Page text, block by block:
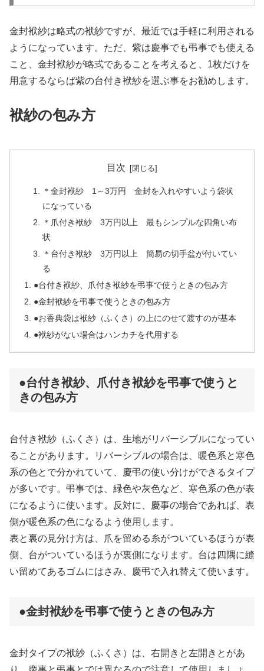
金封袱紗は略式の袱紗ですが、最近では手軽に利用される
ようになっています。ただ、紫は慶事でも弔事でも使える
こと、金封袱紗が略式であることを考えると、1枚だけを
用意するならば紫の台付き袱紗を選ぶ事をお勧めします。
袱紗の包み方
目次
＊金封袱紗 1～3万円 金封を入れやすいよう袋状
になっている
＊爪付き袱紗 3万円以上 最もシンプルな四角い布
状
＊台付き袱紗 3万円以上 簡易の切手盆が付いてい
る
●台付き袱紗、爪付き袱紗を弔事で使うときの包み方
●金封袱紗を弔事で使うときの包み方
●お香典袋は袱紗（ふくさ）の上にのせて渡すのが基本
●袱紗がない場合はハンカチを代用する
●台付き袱紗、爪付き袱紗を弔事で使うと
きの包み方
台付き袱紗（ふくさ）は、生地がリバーシブルになってい
ることがあります。リバーシブルの場合は、暖色系と寒色
系の色とで分かれていて、慶弔の使い分けができるタイプ
が多いです。弔事では、緑色や灰色など、寒色系の色が表
になるように使います。反対に、慶事の場合であれば、表
側が暖色系の色になるよう使用します。
表と裏の見分け方は、爪を留める糸がついているほうが表
側、台がついているほうが裏側になります。台は四隅に縫
い留めてあるゴムにはさみ、慶弔で入れ替えて使います。
●金封袱紗を弔事で使うときの包み方
金封タイプの袱紗（ふくさ）は、右開きと左開きとがあ